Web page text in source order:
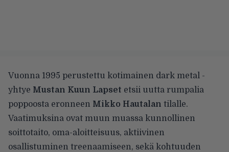
Vuonna 1995 perustettu kotimainen dark metal -
yhtye Mustan Kuun Lapset etsii uutta rumpalia
poppoosta eronneen Mikko Hautalan tilalle.
Vaatimuksina ovat muun muassa kunnollinen
soittotaito, oma-aloitteisuus, aktiivinen
osallistuminen treenaamiseen, sekä kohtuuden